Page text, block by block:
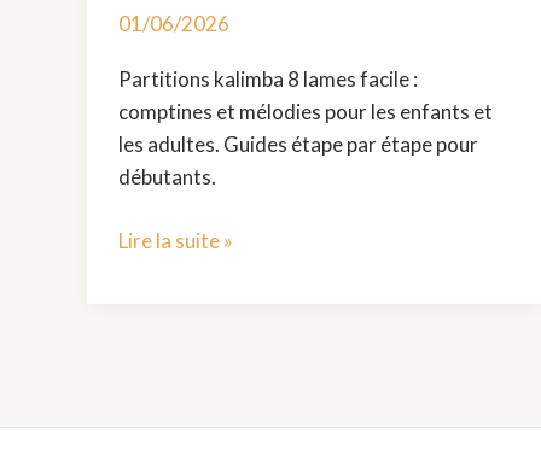
01/06/2026
Partitions kalimba 8 lames facile :
comptines et mélodies pour les enfants et
les adultes. Guides étape par étape pour
débutants.
Lire la suite »